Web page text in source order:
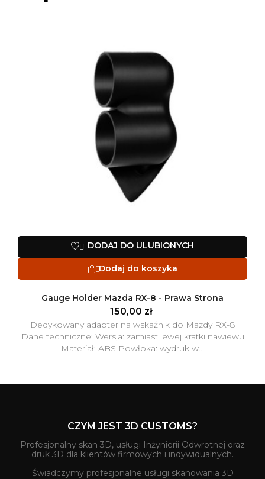
 DODAJ DO ULUBIONYCH
Dodaj do koszyka
Gauge Holder Mazda RX-8 - Prawa Strona
150,00 zł
Dedykowany adapter na wskaźnik do Mazdy RX-8
Dane techniczne: Wersja: zamiast lewej kratki nawiewu
Materiał: ABS Powłoka: wydruk w...
CZYM JEST 3D CUSTOMS?
Profesjonalny skan 3D, usługi Inżynierii Odwrotnej oraz
druk 3D dla klientów firmowych i indywidualnych.
Świadczymy profesjonalne usługi skanowania 3D